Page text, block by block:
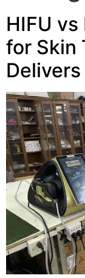
HIFU
for Skin